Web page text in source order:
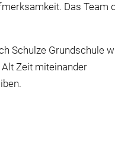
Das Team
Schulze Grundschule
Zeit miteinander